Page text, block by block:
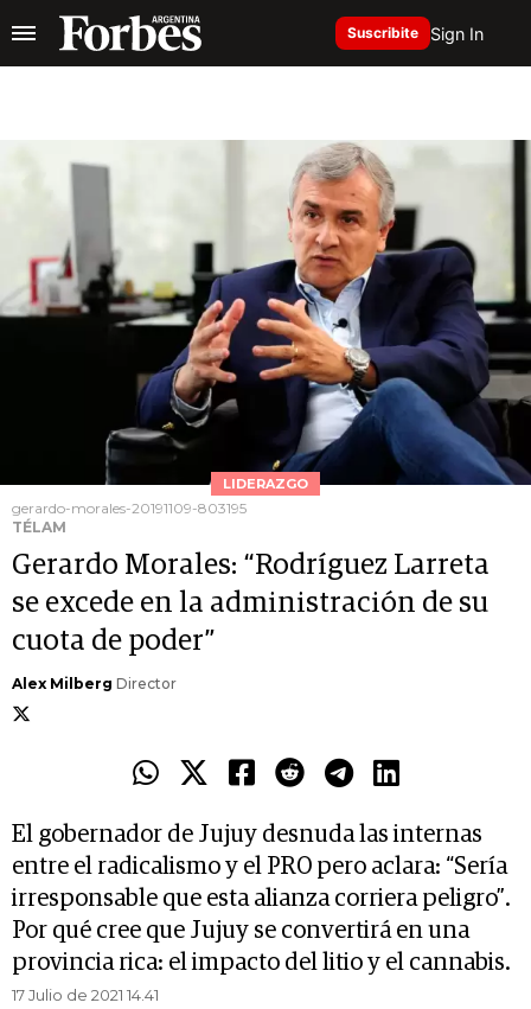
Suscribite Sign In
LIDERAZGO
gerardo-morales-20191109-803195
TÉLAM
Gerardo Morales: “Rodríguez Larreta
se excede en la administración de su
cuota de poder”
Alex Milberg Director
El gobernador de Jujuy desnuda las internas
entre el radicalismo y el PRO pero aclara: “Sería
irresponsable que esta alianza corriera peligro”.
Por qué cree que Jujuy se convertirá en una
provincia rica: el impacto del litio y el cannabis.
17 Julio de 2021 14.41